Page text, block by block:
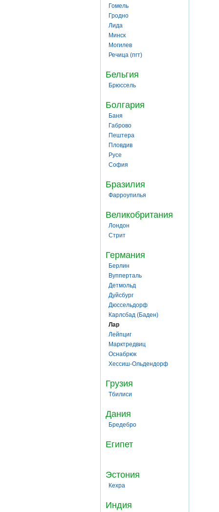
Гомель
Гродно
Лида
Минск
Могилев
Речица (пгт)
Бельгия
Брюссель
Болгария
Баня
Габрово
Пештера
Пловдив
Русе
София
Бразилия
Фарроупилья
Великобритания
Лондон
Стрит
Германия
Берлин
Вупперталь
Детмольд
Дуйсбург
Дюссельдорф
Карлсбад (Баден)
Лар
Лейпциг
Марктредвиц
Оснабрюк
Хессиш-Ольдендорф
Грузия
Тбилиси
Дания
Бредебро
Египет
Эстония
Кехра
Индия